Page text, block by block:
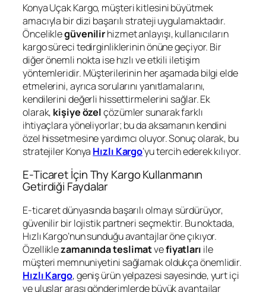
Konya Uçak Kargo, müşteri kitlesini büyütmek
amacıyla bir dizi başarılı strateji uygulamaktadır.
Önceliklegüvenilirhizmet anlayışı, kullanıcıların
kargo süreci tedirginliklerinin önüne geçiyor. Bir
diğer önemli nokta ise hızlı ve etkili iletişim
yöntemleridir. Müşterilerinin her aşamada bilgi elde
etmelerini, ayrıca sorularını yanıtlamalarını,
kendilerini değerli hissettirmelerini sağlar. Ek
olarak, kişiye özelçözümler sunarak farklı
ihtiyaçlara yöneliyorlar; bu da aksamanın kendini
özel hissetmesine yardımcı oluyor. Sonuç olarak, bu
stratejiler Konya Hızlı Kargo‘yu tercih ederek kılıyor.
E-Ticaret İçin Thy Kargo Kullanmanın
Getirdiği Faydalar
E-ticaret dünyasında başarılı olmayı sürdürüyor,
güvenilir bir lojistik partneri seçmektir. Bu noktada,
Hızlı Kargo’nun sunduğu avantajlar öne çıkıyor.
Özelliklezamanında teslimatvefiyatları ile
müşteri memnuniyetini sağlamak oldukça önemlidir.
Hızlı Kargo, geniş ürün yelpazesi sayesinde, yurt içi
ve uluslar arası gönderimlerde büyük avantajlar